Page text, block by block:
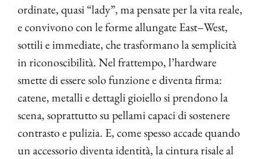
ordinate, quasi “lady”, ma pensate per la vita reale,
e convivono con le forme allungate East–West,
sottili e immediate, che trasformano la semplicità
in riconoscibilità. Nel frattempo, l’hardware
smette di essere solo funzione e diventa firma:
catene, metalli e dettagli gioiello si prendono la
scena, soprattutto su pellami capaci di sostenere
contrasto e pulizia. E, come spesso accade quando
un accessorio diventa identità, la cintura risale al